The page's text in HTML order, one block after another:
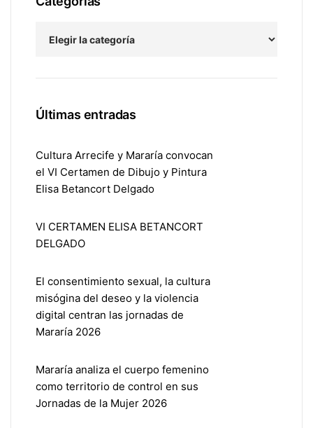
Últimas entradas
Cultura Arrecife y Mararía convocan
el VI Certamen de Dibujo y Pintura
Elisa Betancort Delgado
VI CERTAMEN ELISA BETANCORT
DELGADO
El consentimiento sexual, la cultura
misógina del deseo y la violencia
digital centran las jornadas de
Mararía 2026
Mararía analiza el cuerpo femenino
como territorio de control en sus
Jornadas de la Mujer 2026